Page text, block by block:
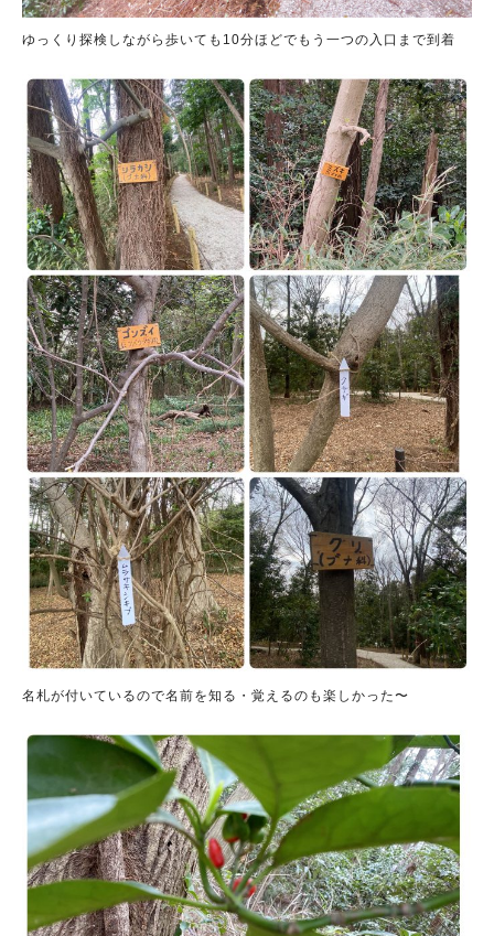
ゆっくり探検しながら歩いても10分ほどでもう一つの入口まで到着
名札が付いているので名前を知る・覚えるのも楽しかった〜
人気のキーワード
#ラーメン#ショッピング#カフェ#スイーツ#パン#カレー#柏駅
#イベント#公園#教えたい／教えて投稿記事
#教えたい/こんなの見つけた